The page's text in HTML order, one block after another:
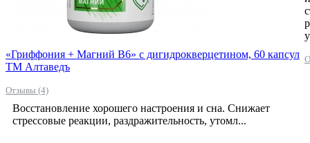
«Гриффония + Магний В6» с дигидрокверцетином, 60 капсул
ТМ Алтаведъ
Отзывы (4)
Восстановление хорошего настроения и сна. Снижает
стрессовые реакции, раздражительность, утомл...